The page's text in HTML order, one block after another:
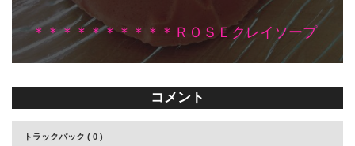
クレイソープ
＊＊＊＊＊＊＊＊＊＊ＲＯＳＥクレイソープ
＊＊＊＊＊＊＊＊＊＊こんなに可愛いクレイ
コメント
トラックバック ( 0 )